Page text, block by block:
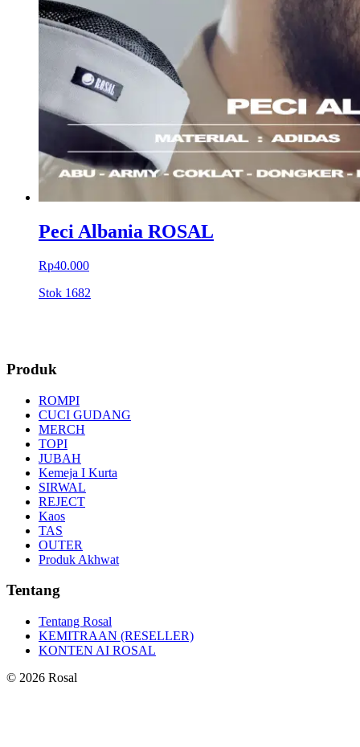
Peci Albania ROSAL
Rp40.000
Stok 1682
Produk
ROMPI
CUCI GUDANG
MERCH
TOPI
JUBAH
Kemeja I Kurta
SIRWAL
REJECT
Kaos
TAS
OUTER
Produk Akhwat
Tentang
Tentang Rosal
KEMITRAAN (RESELLER)
KONTEN AI ROSAL
© 2026 Rosal